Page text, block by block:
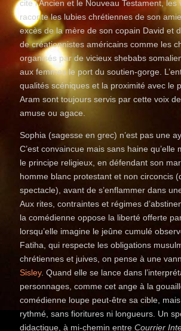
cite l’Ancien et le Nouveau Testament, les
raconte les lubies chrétiennes de son
excès de la mère de son copain David et
de créationnistes américains comme les
organisés par de vicieux shebabs
aux femmes le port du soutien-gorge.
qualités scéniques et la proximité avec le
Aram sont toujours servis par cette voix
amuse ou agace.
Sophia (sagesse en grec) n’est pas une
C’est convaincue mais sans haine qu’elle
le principe religieux, en défendant son
homme blanc protestant et non circoncis
spectacle), avant de s’enflammer dans
Aux rites, contraintes et régimes
la comédienne oppose la liberté offerte
lorsqu’elle imagine le jeûne cumulé
Fatiha, qui respecte les obligations
chrétiennes et juives, on pense à une
Sisley. Quand elle se lance dans
personnages, comme cet ange à la
comédienne loupe peut-être sa cible,
rythmé, sans fioritures ni longueurs. Un
didactique, à mi-chemin entreCourrier